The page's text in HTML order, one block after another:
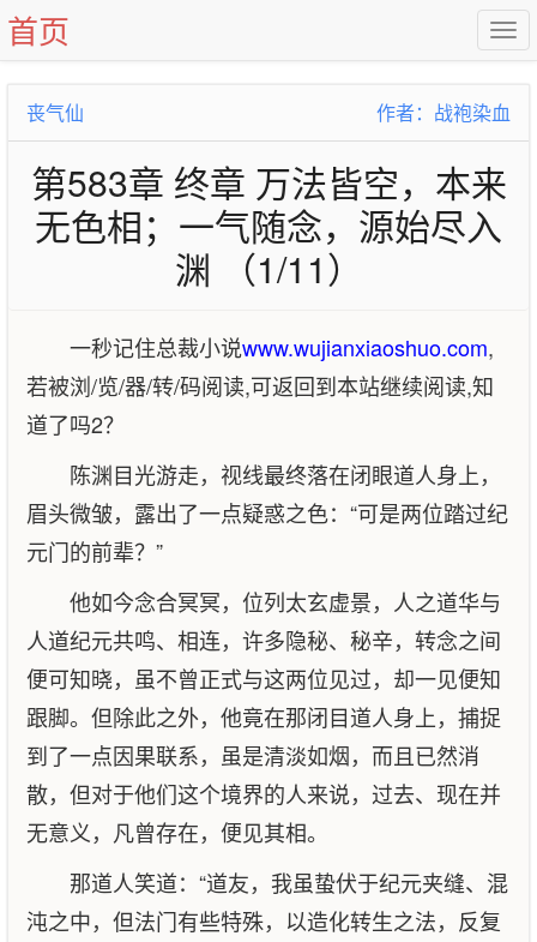
首页
丧气仙 作者：战袍染血
第583章 终章 万法皆空，本来
无色相；一气随念，源始尽入
渊 （1/11）
一秒记住总裁小说www.wujianxiaoshuo.com,
若被浏/览/器/转/码阅读,可返回到本站继续阅读,知
道了吗2？
陈渊目光游走，视线最终落在闭眼道人身上，
眉头微皱，露出了一点疑惑之色：“可是两位踏过纪
元门的前辈？”
他如今念合冥冥，位列太玄虚景，人之道华与
人道纪元共鸣、相连，许多隐秘、秘辛，转念之间
便可知晓，虽不曾正式与这两位见过，却一见便知
跟脚。但除此之外，他竟在那闭目道人身上，捕捉
到了一点因果联系，虽是清淡如烟，而且已然消
散，但对于他们这个境界的人来说，过去、现在并
无意义，凡曾存在，便见其相。
那道人笑道：“道友，我虽蛰伏于纪元夹缝、混
沌之中，但法门有些特殊，以造化转生之法，反复